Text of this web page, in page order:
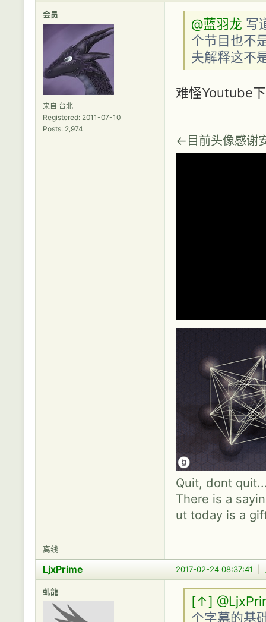
会员
来自 台北
Registered: 2011-07-10
Posts: 2,974
@蓝羽龙 写
个节目也不
夫解释这不
难怪Youtube
←目前头像感谢
Quit, dont
There is a
ut today is a
离线
2017-02-24 08:37:41
LjxPrime
虬龍
[↑]
个字幕的基